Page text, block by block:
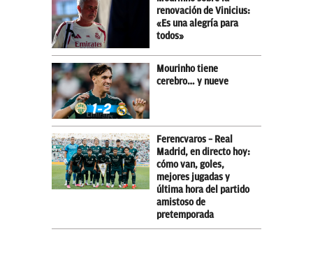
renovación de Vinicius:
«Es una alegría para
todos»
Mourinho tiene
cerebro… y nueve
Ferencvaros – Real
Madrid, en directo hoy:
cómo van, goles,
mejores jugadas y
última hora del partido
amistoso de
pretemporada